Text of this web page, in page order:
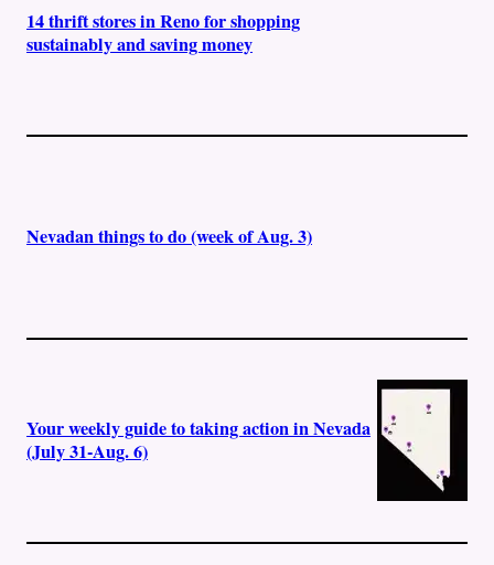
14 thrift stores in Reno for shopping
sustainably and saving money
Nevadan things to do (week of Aug. 3)
Your weekly guide to taking action in Nevada
(July 31-Aug. 6)